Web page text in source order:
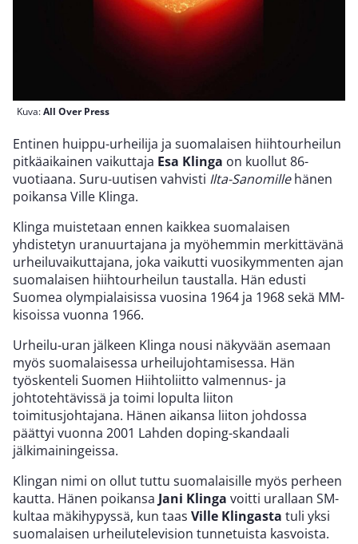
Kuva:All Over Press
Entinen huippu-urheilija ja suomalaisen hiihtourheilun
pitkäaikainen vaikuttaja Esa Klinga on kuollut 86-
vuotiaana. Suru-uutisen vahvisti Ilta-Sanomillehänen
poikansa Ville Klinga.
Klinga muistetaan ennen kaikkea suomalaisen
yhdistetyn uranuurtajana ja myöhemmin merkittävänä
urheiluvaikuttajana, joka vaikutti vuosikymmenten ajan
suomalaisen hiihtourheilun taustalla. Hän edusti
Suomea olympialaisissa vuosina 1964 ja 1968 sekä MM-
kisoissa vuonna 1966.
Urheilu-uran jälkeen Klinga nousi näkyvään asemaan
myös suomalaisessa urheilujohtamisessa. Hän
työskenteli Suomen Hiihtoliitto valmennus- ja
johtotehtävissä ja toimi lopulta liiton
toimitusjohtajana. Hänen aikansa liiton johdossa
päättyi vuonna 2001 Lahden doping-skandaali
jälkimainingeissa.
Klingan nimi on ollut tuttu suomalaisille myös perheen
kautta. Hänen poikansa Jani Klinga voitti urallaan SM-
kultaa mäkihypyssä, kun taas Ville Klingasta tuli yksi
suomalaisen urheilutelevision tunnetuista kasvoista.